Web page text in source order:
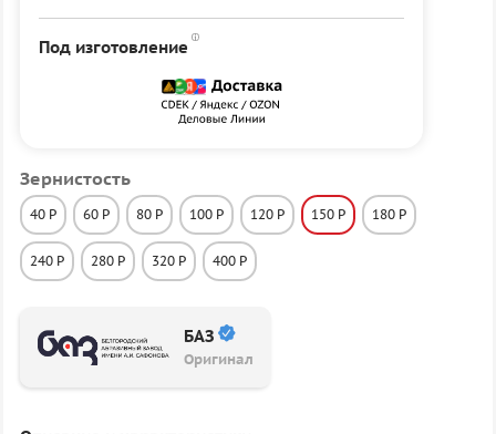
Зернистость
40 P 60 P 80 P 100 P 120 P 150 P 180 P
240 P 280 P 320 P 400 P
БАЗ
Оригинал
Под изготовление